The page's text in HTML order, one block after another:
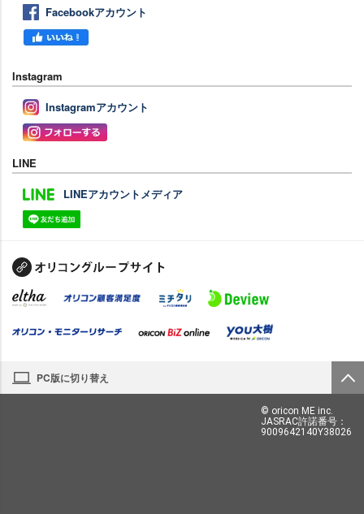
Facebookアカウント
Instagram
Instagramアカウント
LINE
LINEアカウントメディア
PC版に切り替え
© oricon ME inc.
JASRAC許諾番号：
9009642140Y38026